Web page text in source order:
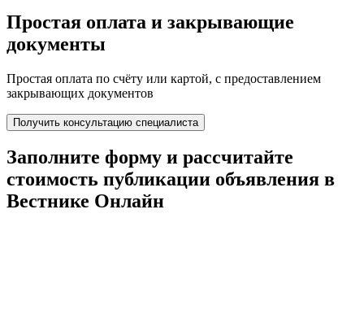
Простая оплата и закрывающие
документы
Простая оплата по счёту или картой, с предоставлением
закрывающих документов
Получить консультацию специалиста
Заполните форму и рассчитайте
стоимость публикации объявления в
Вестнике Онлайн